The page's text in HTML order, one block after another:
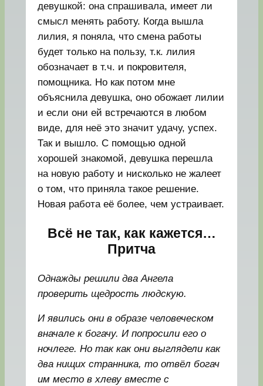
девушкой: она спрашивала, имеет ли
смысл менять работу. Когда вышла
лилия, я поняла, что смена работы
будет только на пользу, т.к. лилия
обозначает в т.ч. и покровителя,
помощника. Но как потом мне
объяснила девушка, оно обожает лилии
и если они ей встречаются в любом
виде, для неё это значит удачу, успех.
Так и вышло. С помощью одной
хорошей знакомой, девушка перешла
на новую работу и нисколько не жалеет
о том, что приняла такое решение.
Новая работа её более, чем устраивает.
Всё не так, как кажется…
Притча
Однажды решили два Ангела
проверить щедрость людскую.
И явились они в образе человеческом
вначале к богачу. И попросили его о
ночлеге. Но так как они выглядели как
два нищих странника, то отвёл богач
им место в хлеву вместе с